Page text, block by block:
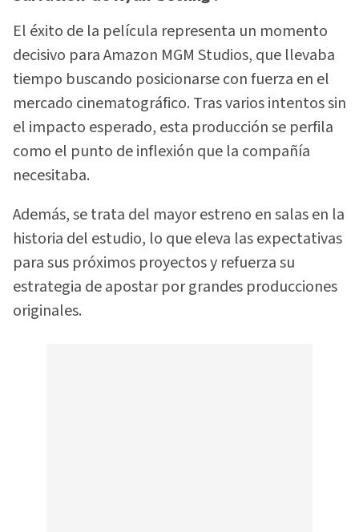
El éxito de la película representa un momento
decisivo para Amazon MGM Studios, que llevaba
tiempo buscando posicionarse con fuerza en el
mercado cinematográfico. Tras varios intentos sin
el impacto esperado, esta producción se perfila
como el punto de inflexión que la compañía
necesitaba.
Además, se trata del mayor estreno en salas en la
historia del estudio, lo que eleva las expectativas
para sus próximos proyectos y refuerza su
estrategia de apostar por grandes producciones
originales.